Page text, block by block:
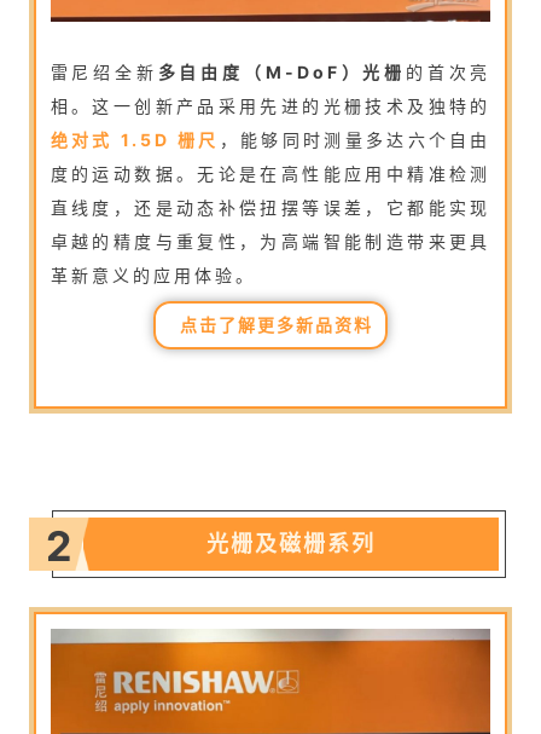
雷尼绍全新 多自由度（M-DoF）光栅 的首次亮
相。这一创新产品采用先进的光栅技术及独特 的
绝对式 1.5D 栅尺 ，能够同时测量多达六个自由
度的运动数据。无论是在高性能应用中精准检测
直线度，还是动态补偿扭摆等误差，它都能实现
卓越的精度与重复性，为高端智能制造带来更具
革新意义的应用体验。
点击了解更多新品资料
2 光栅及磁栅系列